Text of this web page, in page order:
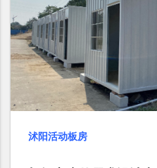
沭阳活动板房